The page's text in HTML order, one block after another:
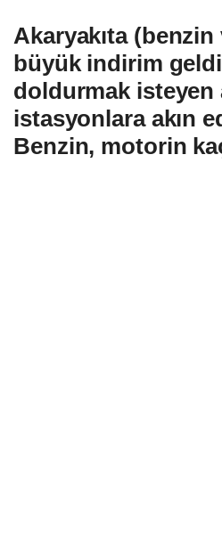
Akaryakıta
büyük indirim
doldurmak isteyen
istasyonlara akın
Benzin, motorin